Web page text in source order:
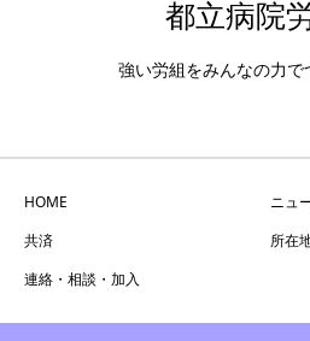
都立病院
強い労組をみんなの力で
HOME
ニュ
共済
所在
連絡・相談・加入